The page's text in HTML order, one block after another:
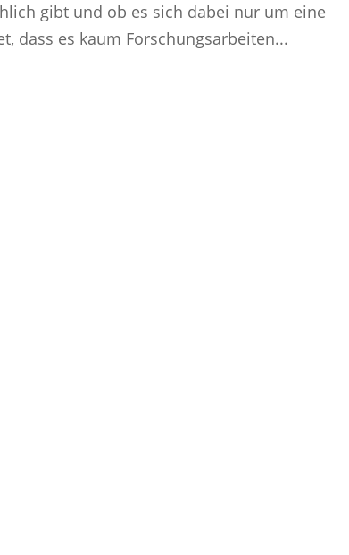
gibt und ob es sich dabei nur um eine
dass es kaum Forschungsarbeiten...